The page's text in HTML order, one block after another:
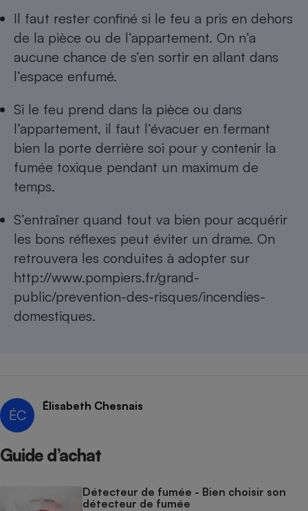
Il faut rester confiné si le feu a pris en dehors
de la pièce ou de l’appartement. On n’a
aucune chance de s’en sortir en allant dans
l’espace enfumé.
Si le feu prend dans la pièce ou dans
l’appartement, il faut l’évacuer en fermant
bien la porte derrière soi pour y contenir la
fumée toxique pendant un maximum de
temps.
S’entraîner quand tout va bien pour acquérir
les bons réflexes peut éviter un drame. On
retrouvera les conduites à adopter sur
http://www.pompiers.fr/grand-
public/prevention-des-risques/incendies-
domestiques.
ÉC
Élisabeth Chesnais
Guide d’achat
Détecteur de fumée - Bien choisir son
détecteur de fumée